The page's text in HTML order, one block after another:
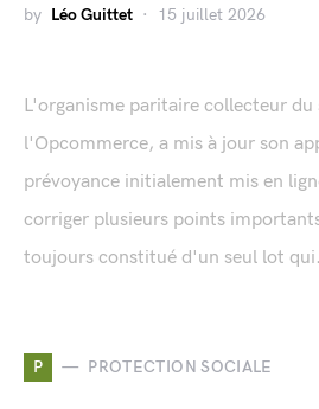
by Léo Guittet 15 juillet 2026
L'organisme paritaire collecteur
l'Opcommerce, a mis à jour son
prévoyance initialement mis en
corriger plusieurs points
toujours constitué d'un seul lot
P PROTECTION SOCIALE